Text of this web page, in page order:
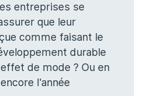
entreprises se
que leur
comme faisant le
durable
de mode ? Ou en
l'année